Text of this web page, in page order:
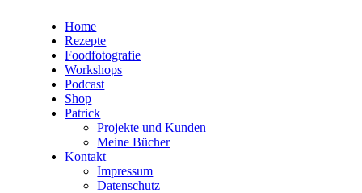
Home
Rezepte
Foodfotografie
Workshops
Podcast
Shop
Patrick
Projekte und Kunden
Meine Bücher
Kontakt
Impressum
Datenschutz